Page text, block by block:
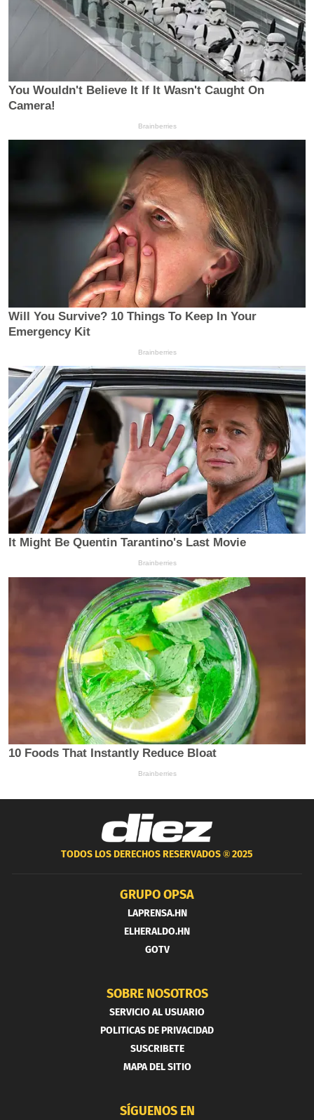
TODOS LOS DERECHOS RESERVADOS ®2025
GRUPO OPSA
LAPRENSA.HN
ELHERALDO.HN
GOTV
SOBRE NOSOTROS
SERVICIO AL USUARIO
POLITICAS DE PRIVACIDAD
SUSCRIBETE
MAPA DEL SITIO
SÍGUENOS EN